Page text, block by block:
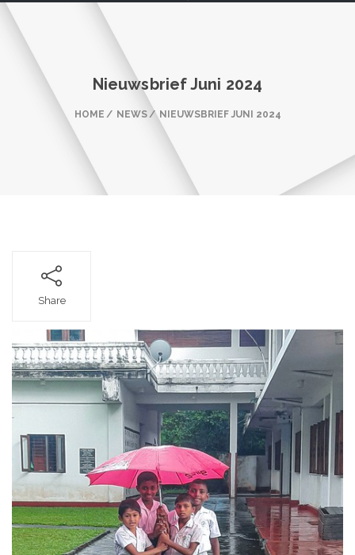
Nieuwsbrief Juni 2024
HOME NEWS NIEUWSBRIEF JUNI 2024
Share